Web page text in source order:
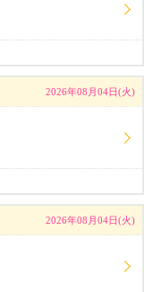
2026年08月04日(火)
2026年08月04日(火)